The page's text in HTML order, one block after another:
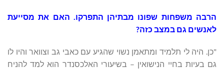
הרבה משפחות שפונו מבתיהן התפרקו. האם את מסייעת
לאנשים גם במצב כזה?
"כן. היה לי תלמיד ומתאמן נשוי שהגיע עם כאבי גב וצוואר והיו לו
גם בעיות בחיי הנישואין – בשיעורי האלכסנדר הוא למד להניח